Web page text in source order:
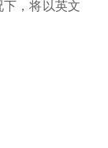
，将以英文